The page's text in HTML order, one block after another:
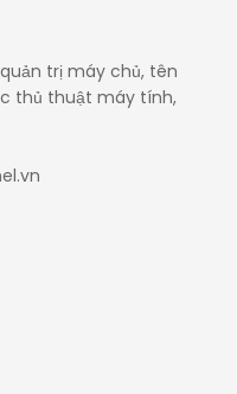
trị máy chủ, tên
thủ thuật máy tính,